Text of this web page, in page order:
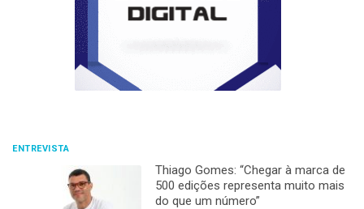
ENTREVISTA
Thiago Gomes: “Chegar à marca de
500 edições representa muito mais
do que um número”